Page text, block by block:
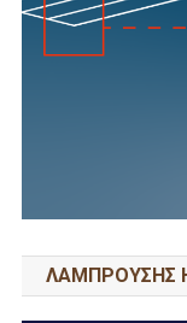
ΛΑΜΠΡΟΥΣΗΣ